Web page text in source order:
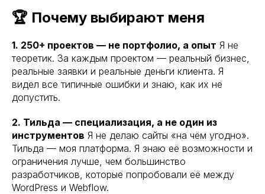
🏆 Почему выбирают меня
1. 250+ проектов — не портфолио, а опыт Я не
теоретик. За каждым проектом — реальный бизнес,
реальные заявки и реальные деньги клиента. Я
видел все типичные ошибки и знаю, как их не
допустить.
2. Тильда — специализация, а не один из
инструментов Я не делаю сайты «на чём угодно».
Тильда — моя платформа. Я знаю её возможности и
ограничения лучше, чем большинство
разработчиков, которые попробовали её между
WordPress и Webflow.